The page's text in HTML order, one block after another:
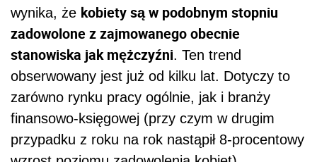
wynika, że kobiety są w podobnym stopniu
zadowolone z zajmowanego obecnie
stanowiska jak mężczyźni. Ten trend
obserwowany jest już od kilku lat. Dotyczy to
zarówno rynku pracy ogólnie, jak i branży
finansowo-księgowej (przy czym w drugim
przypadku z roku na rok nastąpił 8-procentowy